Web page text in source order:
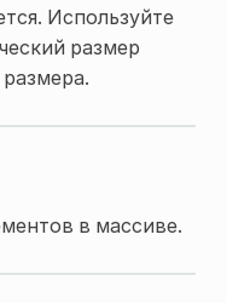
Используйте
размер
в массиве.